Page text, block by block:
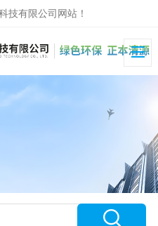
技有限公司网站！